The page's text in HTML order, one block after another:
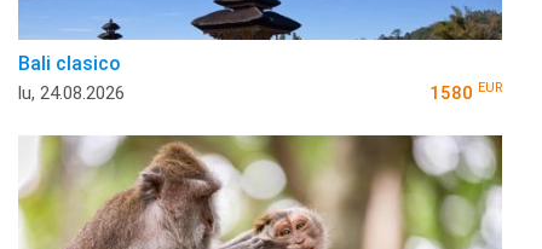
Bali clasico
lu, 24.08.2026 1580 EUR